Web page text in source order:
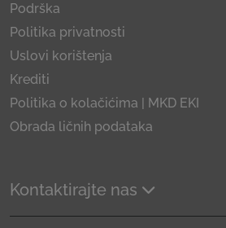
Podrška
Politika privatnosti
Uslovi korištenja
Krediti
Politika o kolačićima | MKD EKI
Obrada ličnih podataka
Kontaktirajte nas